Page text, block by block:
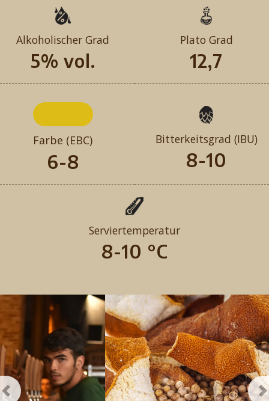
Alkoholischer Grad
5% vol.
Plato Grad
12,7
Farbe (EBC)
6-8
Bitterkeitsgrad (IBU)
8-10
Serviertemperatur
8-10 °C
Previous